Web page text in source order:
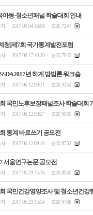
아동·청소년패널 학술대회 안내
자 2017.09.04 16:56 조회 7247
청]제7회 국가통계발전포럼
자 2017.08.17 10:20 조회 7842
2017년 하계 방법론 워크숍
자 2017.06.12 09:31 조회 9252
국민노후보장패널조사 학술대회
자 2017.06.12 09:27 조회 9039
통계 바로쓰기 공모전
자 2017.06.12 09:16 조회 8532
서울연구논문 공모전
자 2017.05.29 15:36 조회 8040
국민건강영양조사 및 청소년건강
자 2017.05.29 15:14 조회 9766